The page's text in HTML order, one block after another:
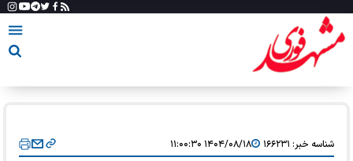
شناسه خبر: ۱۶۶۲۳۱ ۱۴۰۴/۰۸/۱۸ ۱۱:۰۰:۳۰